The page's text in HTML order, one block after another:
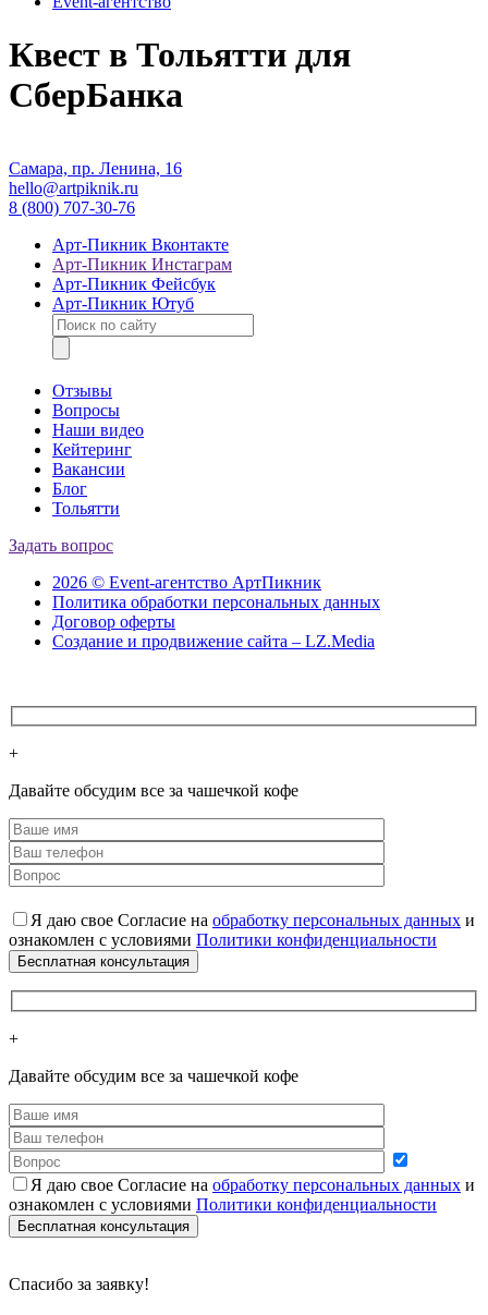
Квест в Тольятти для
СберБанка
Самара, пр. Ленина, 16
hello@artpiknik.ru
8 (800) 707-30-76
Арт-Пикник Вконтакте
Арт-Пикник Инстаграм
Арт-Пикник Фейсбук
Арт-Пикник Ютуб
Отзывы
Вопросы
Наши видео
Кейтеринг
Вакансии
Блог
Тольятти
Задать вопрос
2026 © Event-агентство АртПикник
Политика обработки персональных данных
Договор оферты
Создание и продвижение сайта – LZ.Media
+
Давайте обсудим все за чашечкой кофе
Я даю свое Согласие на обработку персональных данных и
ознакомлен с условиями Политики конфиденциальности
+
Давайте обсудим все за чашечкой кофе
Я даю свое Согласие на обработку персональных данных и
ознакомлен с условиями Политики конфиденциальности
Cпасибо за заявку!